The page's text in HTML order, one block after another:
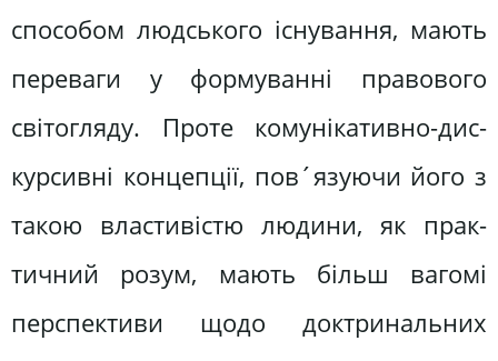
способом людського існування, ма­ють
переваги у формуванні правового
світогляду. Проте комунікативно-дис­
курсивні концепції, пов´язуючи його з
такою властивістю людини, як прак­
тичний розум, мають більш вагомі
перспективи щодо доктринальних